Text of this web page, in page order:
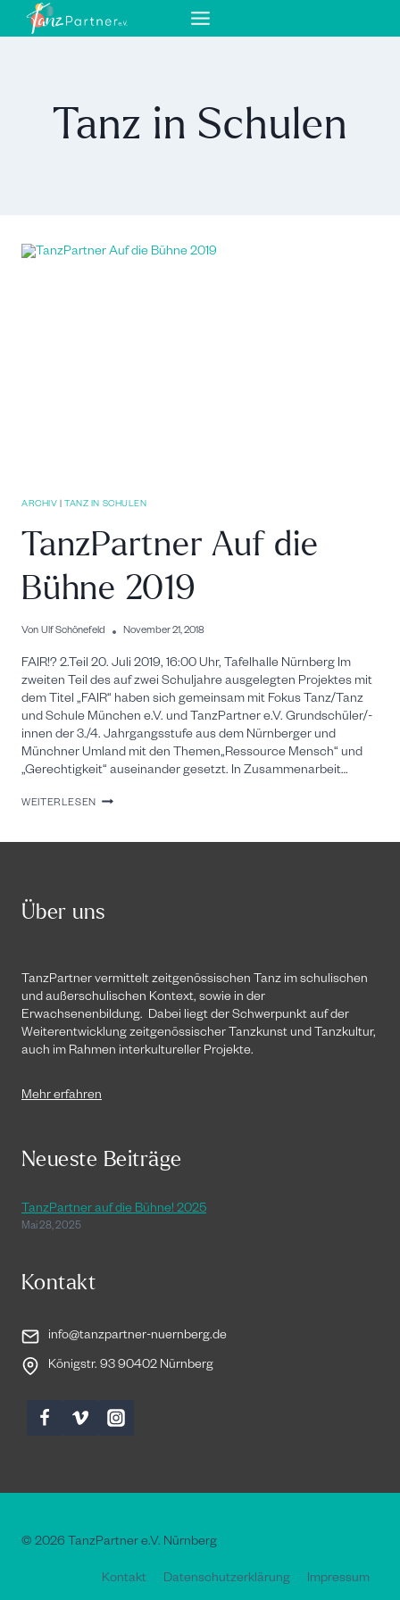
Tanz in Schulen
ARCHIV TANZ IN SCHULEN
TanzPartner Auf die
Bühne 2019
Von Ulf Schönefeld November 21, 2018
FAIR!? 2.Teil 20. Juli 2019, 16:00 Uhr, Tafelhalle Nürnberg Im
zweiten Teil des auf zwei Schuljahre ausgelegten Projektes mit
dem Titel „FAIR“ haben sich gemeinsam mit Fokus Tanz/Tanz
und Schule München e.V. und TanzPartner e.V. Grundschüler/-
innen der 3./4. Jahrgangsstufe aus dem Nürnberger und
Münchner Umland mit den Themen„Ressource Mensch“ und
„Gerechtigkeit“ auseinander gesetzt. In Zusammenarbeit…
WEITERLESEN TANZPARTNER
Über uns
TanzPartner vermittelt zeitgenössischen Tanz im schulischen
und außerschulischen Kontext, sowie in der
Erwachsenenbildung. Dabei liegt der Schwerpunkt auf der
Weiterentwicklung zeitgenössischer Tanzkunst und Tanzkultur,
auch im Rahmen interkultureller Projekte.
Mehr erfahren
Neueste Beiträge
TanzPartner auf die Bühne! 2025
Mai 28, 2025
Kontakt
info@tanzpartner-nuernberg.de
Königstr. 93 90402 Nürnberg
© 2026 TanzPartner e.V. Nürnberg
Kontakt Datenschutzerklärung Impressum